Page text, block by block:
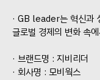
· GB leader는 혁신과
글로벌 경제의 변화 속
· 브랜드명 : 지비리더
· 회사명 : 모비웍스